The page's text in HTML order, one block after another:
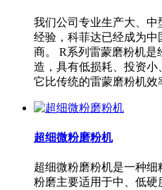
我们公司专业生产大、中
经验，科菲达已经成为
商。 R系列雷蒙磨粉机是
造，具有低损耗、投资小
它比传统的雷蒙磨粉机效
超细微粉磨粉机
超细微粉磨粉机是一种
粉磨主要适用于中、低硬